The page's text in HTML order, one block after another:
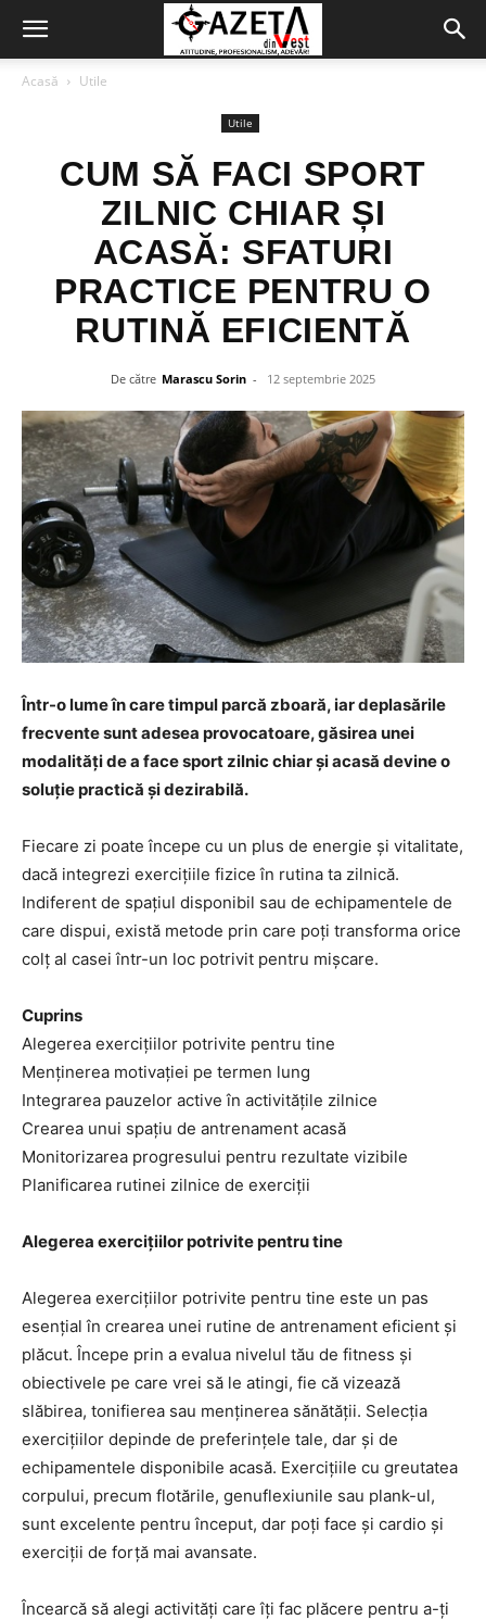
Acasă Utile
Utile
CUM SĂ FACI SPORT
ZILNIC CHIAR ȘI
ACASĂ: SFATURI
PRACTICE PENTRU O
RUTINĂ EFICIENTĂ
De către Marascu Sorin - 12 septembrie 2025
Într-o lume în care timpul parcă zboară, iar deplasările
frecvente sunt adesea provocatoare, găsirea unei
modalități de a face sport zilnic chiar și acasă devine o
soluție practică și dezirabilă.
Fiecare zi poate începe cu un plus de energie și vitalitate,
dacă integrezi exercițiile fizice în rutina ta zilnică.
Indiferent de spațiul disponibil sau de echipamentele de
care dispui, există metode prin care poți transforma orice
colț al casei într-un loc potrivit pentru mișcare.
Cuprins
Alegerea exercițiilor potrivite pentru tine
Menținerea motivației pe termen lung
Integrarea pauzelor active în activitățile zilnice
Crearea unui spațiu de antrenament acasă
Monitorizarea progresului pentru rezultate vizibile
Planificarea rutinei zilnice de exerciții
Alegerea exercițiilor potrivite pentru tine
Alegerea exercițiilor potrivite pentru tine este un pas
esențial în crearea unei rutine de antrenament eficient și
plăcut. Începe prin a evalua nivelul tău de fitness și
obiectivele pe care vrei să le atingi, fie că vizează
slăbirea, tonifierea sau menținerea sănătății. Selecția
exercițiilor depinde de preferințele tale, dar și de
echipamentele disponibile acasă. Exercițiile cu greutatea
corpului, precum flotările, genuflexiunile sau plank-ul,
sunt excelente pentru început, dar poți face și cardio și
exerciții de forță mai avansate.
Încearcă să alegi activități care îți fac plăcere pentru a-ți